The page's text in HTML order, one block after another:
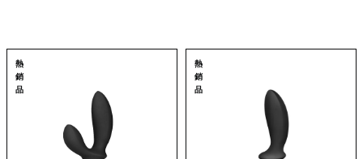
以應用程式的控制性愛玩具
情慾補給品
潤滑劑
LOKI Wave™
熱
銷
品
熱
銷
品